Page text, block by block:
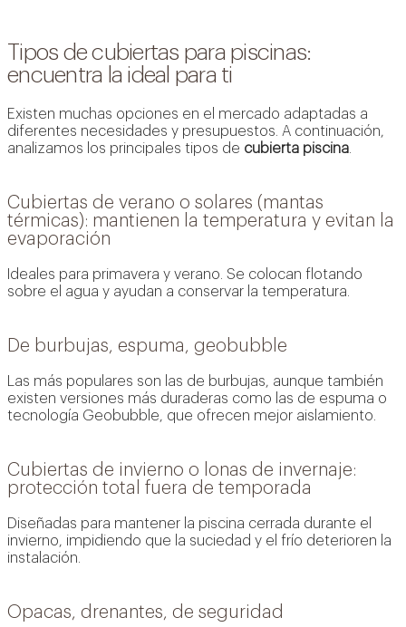
Tipos de cubiertas para piscinas:
encuentra la ideal para ti
Existen muchas opciones en el mercado adaptadas a
diferentes necesidades y presupuestos. A continuación,
analizamos los principales tipos de cubierta piscina
Cubiertas de verano o solares (mantas
térmicas): mantienen la temperatura y evitan la
evaporación
Ideales para primavera y verano. Se colocan flotando
sobre el agua y ayudan a conservar la temperatura.
De burbujas, espuma, geobubble
Las más populares son las de burbujas, aunque también
existen versiones más duraderas como las de espuma o
tecnología Geobubble, que ofrecen mejor aislamiento.
Cubiertas de invierno o lonas de invernaje:
protección total fuera de temporada
Diseñadas para mantener la piscina cerrada durante el
invierno, impidiendo que la suciedad y el frío deterioren la
instalación.
Opacas, drenantes, de seguridad